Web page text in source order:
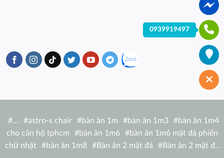
#… #astro-s chair #bàn ăn 1m #bàn ăn 1m3 #bàn ăn 1m4
cho căn hộ tphcm
#bàn ăn 1m6 #bàn ăn 1m6 mặt đá phiến
chữ nhật
#bàn ăn 1m8 #Bàn ăn 2 mặt đá #Bàn ăn 2 mặt đá
0939919497